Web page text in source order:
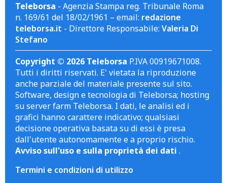
Teleborsa - Agenzia Stampa reg. Tribunale Roma
n. 169/61 del 18/02/1961 – email: redazione
teleborsa.it - Direttore Responsabile: Valeria Di
Stefano
Copyright © 2026 Teleborsa P.IVA 00919671008.
Tutti i diritti riservati. E' vietata la riproduzione
anche parziale del materiale presente sul sito.
Software, design e tecnologia di Teleborsa; hosting
su server farm Teleborsa. I dati, le analisi ed i
grafici hanno carattere indicativo; qualsiasi
decisione operativa basata su di essi è presa
dall'utente autonomamente e a proprio rischio.
Avviso sull'uso e sulla proprietà dei dati .
Termini e condizioni di utilizzo